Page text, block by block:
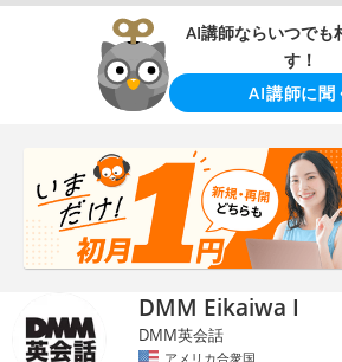
AI講師ならいつでも
す！
AI講師に聞
DMM Eikaiwa I
DMM英会話
アメリカ合衆国